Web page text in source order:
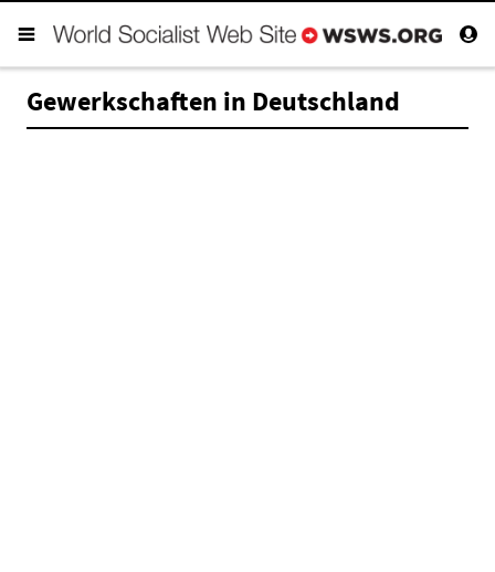
Gewerkschaften in Deutschland